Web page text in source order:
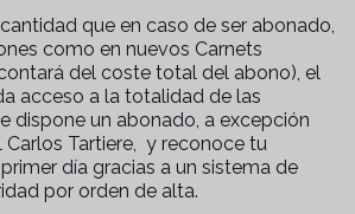
que en caso de ser abonado,
como en nuevos Carnets
del coste total del abono), el
acceso a la totalidad de las
dispone un abonado, a excepción
Tartiere, y reconoce tu
día gracias a un sistema de
por orden de alta.